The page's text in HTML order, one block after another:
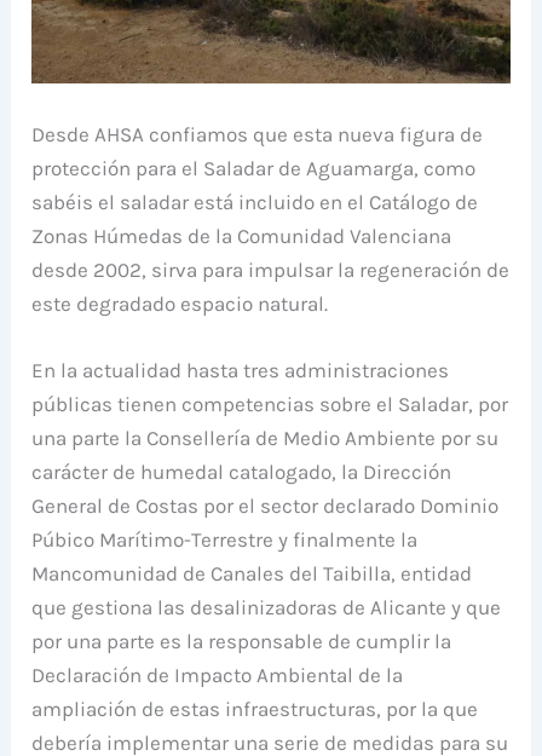
Desde AHSA confiamos que esta nueva figura de
protección para el Saladar de Aguamarga, como
sabéis el saladar está incluido en el Catálogo de
Zonas Húmedas de la Comunidad Valenciana
desde 2002, sirva para impulsar la regeneración de
este degradado espacio natural.
En la actualidad hasta tres administraciones
públicas tienen competencias sobre el Saladar, por
una parte la Consellería de Medio Ambiente por su
carácter de humedal catalogado, la Dirección
General de Costas por el sector declarado Dominio
Púbico Marítimo-Terrestre y finalmente la
Mancomunidad de Canales del Taibilla, entidad
que gestiona las desalinizadoras de Alicante y que
por una parte es la responsable de cumplir la
Declaración de Impacto Ambiental de la
ampliación de estas infraestructuras, por la que
debería implementar una serie de medidas para su